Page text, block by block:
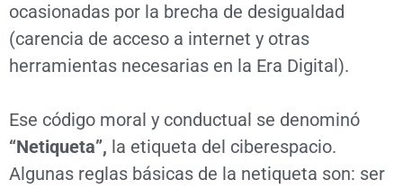
ocasionadas por la brecha de desigualdad
(carencia de acceso a internet y otras
herramientas necesarias en la Era Digital).
Ese código moral y conductual se denominó
“Netiqueta”, la etiqueta del ciberespacio.
Algunas reglas básicas de la netiqueta son: ser